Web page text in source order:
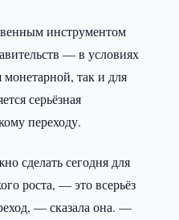
инструментом
— в условиях
так и для
серьёзная
переходу.
сделать сегодня для
роста, — это всерьёз
— сказала она. —